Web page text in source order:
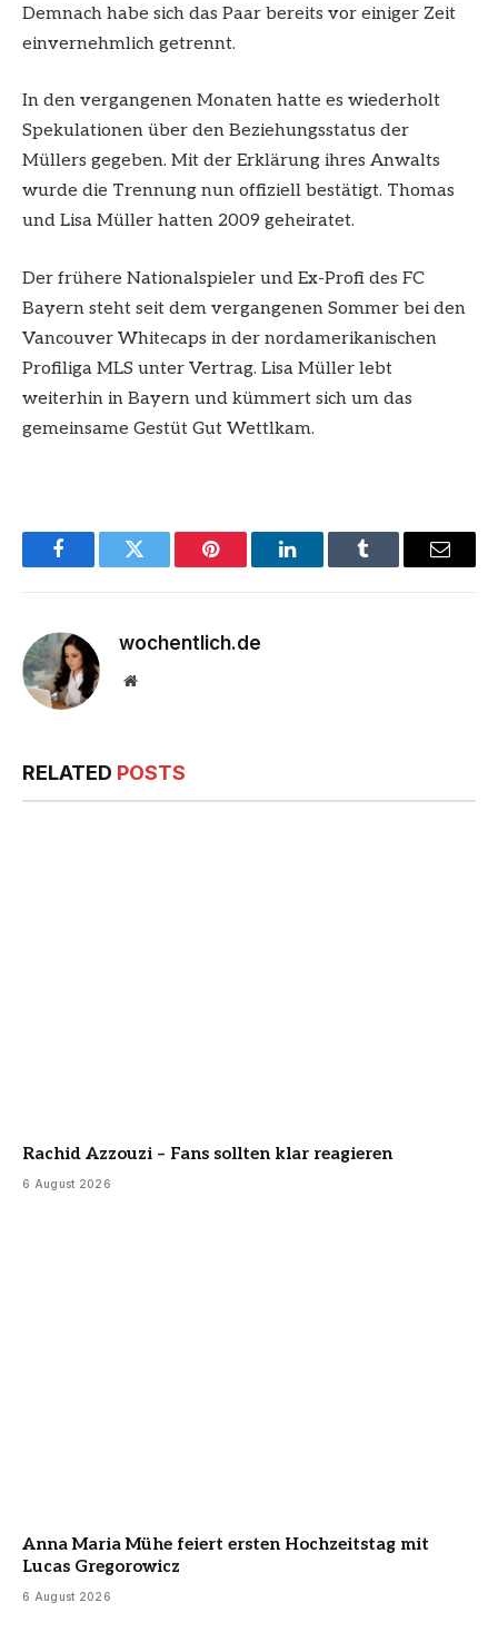
Demnach habe sich das Paar bereits vor einiger Zeit
einvernehmlich getrennt.
In den vergangenen Monaten hatte es wiederholt
Spekulationen über den Beziehungsstatus der
Müllers gegeben. Mit der Erklärung ihres Anwalts
wurde die Trennung nun offiziell bestätigt. Thomas
und Lisa Müller hatten 2009 geheiratet.
Der frühere Nationalspieler und Ex-Profi des FC
Bayern steht seit dem vergangenen Sommer bei den
Vancouver Whitecaps in der nordamerikanischen
Profiliga MLS unter Vertrag. Lisa Müller lebt
weiterhin in Bayern und kümmert sich um das
gemeinsame Gestüt Gut Wettlkam.
FacebookTwitter Pinterest LinkedInTumblr Email
wochentlich.de
Website
RELATED POSTS
Rachid Azzouzi – Fans sollten klar reagieren
6 August 2026
Anna Maria Mühe feiert ersten Hochzeitstag mit
Lucas Gregorowicz
6 August 2026